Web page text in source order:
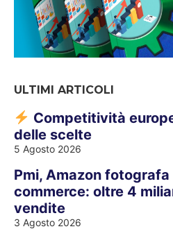
ULTIMI ARTICOLI
Competitività
delle scelte
5 Agosto 2026
Pmi, Amazon fotografa
commerce: oltre 4
vendite
3 Agosto 2026